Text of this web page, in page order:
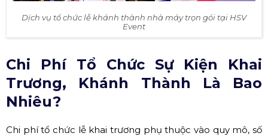
Dịch vụ tổ chức lễ khánh thành nhà máy trọn gói tại HSV
Event
Chi Phí Tổ Chức Sự Kiện Khai
Trương, Khánh Thành Là Bao
Nhiêu?
Chi phí tổ chức lễ khai trương phụ thuộc vào quy mô, số